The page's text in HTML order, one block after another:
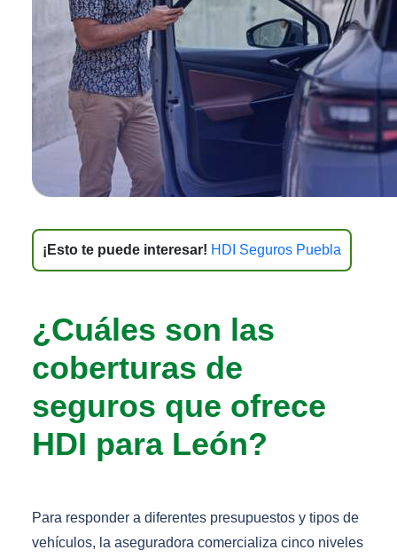
¡Esto te puede interesar! HDI Seguros Puebla
¿Cuáles son las
coberturas de
seguros que ofrece
HDI para León?
Para responder a diferentes presupuestos y tipos de
vehículos, la aseguradora comercializa cinco niveles